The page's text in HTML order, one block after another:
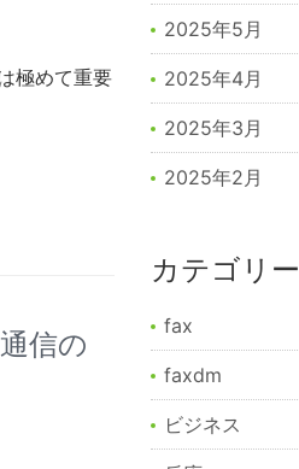
極めて重要
信の
2025年5月
2025年4月
2025年3月
2025年2月
カテゴリー
fax
faxdm
ビジネス